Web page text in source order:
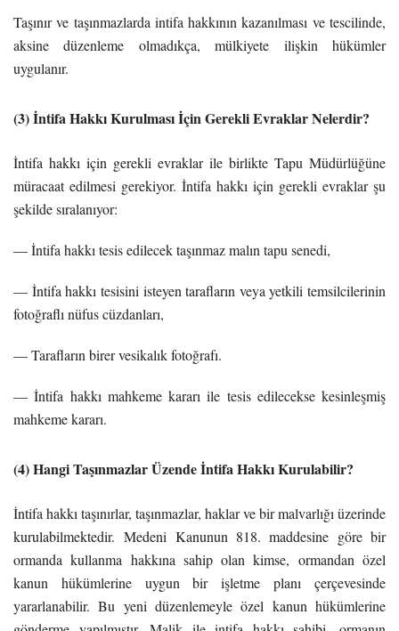
Taşınır ve taşınmazlarda intifa hakkının kazanılması ve tescilinde,
aksine düzenleme olmadıkça, mülkiyete ilişkin hükümler
uygulanır.
(3) İntifa Hakkı Kurulması İçin Gerekli Evraklar Nelerdir?
İntifa hakkı için gerekli evraklar ile birlikte Tapu Müdürlüğüne
müracaat edilmesi gerekiyor. İntifa hakkı için gerekli evraklar şu
şekilde sıralanıyor:
— İntifa hakkı tesis edilecek taşınmaz malın tapu senedi,
— İntifa hakkı tesisini isteyen tarafların veya yetkili temsilcilerinin
fotoğraflı nüfus cüzdanları,
— Tarafların birer vesikalık fotoğrafı.
— İntifa hakkı mahkeme kararı ile tesis edilecekse kesinleşmiş
mahkeme kararı.
(4) Hangi Taşınmazlar Üzende İntifa Hakkı Kurulabilir?
İntifa hakkı taşınırlar, taşınmazlar, haklar ve bir malvarlığı üzerinde
kurulabilmektedir. Medeni Kanunun 818. maddesine göre bir
ormanda kullanma hakkına sahip olan kimse, ormandan özel
kanun hükümlerine uygun bir işletme planı çerçevesinde
yararlanabilir. Bu yeni düzenlemeyle özel kanun hükümlerine